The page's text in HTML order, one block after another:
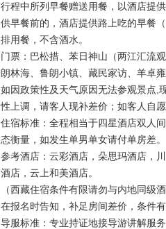
行程中所列早餐赠送用餐，以酒店提
供早餐前的，酒店提供路上吃的早餐
排用餐，不含酒水。
门票：巴松措、苯日神山（两江汇流
朗林海、鲁朗小镇、藏民家访、羊卓
如因政策性及天气原因无法参观景点,
性上调，请客人现补差价；如客人自
住宿标准：全程相当于四星酒店双人
态衡量，如发生单男单女请付单房差。
参考酒店：云彩酒店，朵思玛酒店，
酒店，云上和美酒店。
（西藏住宿条件有限请勿与内地同级
在报名时告知，补足房间差价，条件
导服标准：专业持证地接导游讲解服